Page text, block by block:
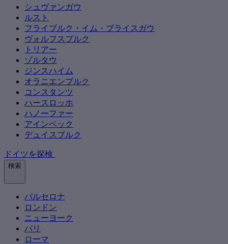
シュヴァンガウ
ルスト
フライブルク・イム・ブライスガウ
ヴォルフスブルク
トリアー
ゾルタウ
ジンスハイム
オラニエンブルク
コンスタンツ
ハースロッホ
ハノーファー
アインベック
デュイスブルク
ドイツを探検
検索
バルセロナ
ロンドン
ニューヨーク
パリ
ローマ